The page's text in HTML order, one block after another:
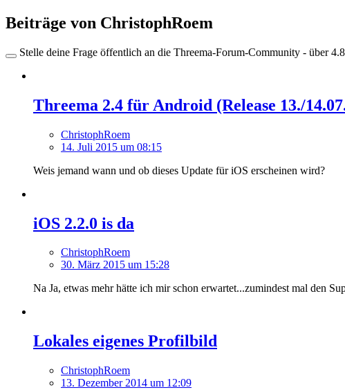
Beiträge von ChristophRoem
Stelle deine Frage öffentlich an die Threema-Forum-Community - über
Threema 2.4 für Android (Release 13./
ChristophRoem
14. Juli 2015 um 08:15
Weis jemand wann und ob dieses Update für iOS erscheinen wird?
iOS 2.2.0 is da
ChristophRoem
30. März 2015 um 15:28
Na Ja, etwas mehr hätte ich mir schon erwartet...zumindest mal den
Lokales eigenes Profilbild
ChristophRoem
13. Dezember 2014 um 12:09